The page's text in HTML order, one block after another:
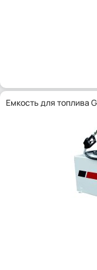
Емкость для топлива